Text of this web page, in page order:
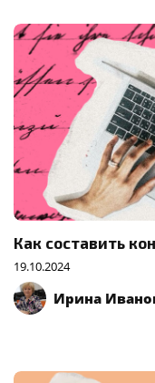
Как составить
19.10.2024
Ирина